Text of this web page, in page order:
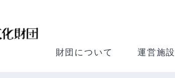
財団について 運営施